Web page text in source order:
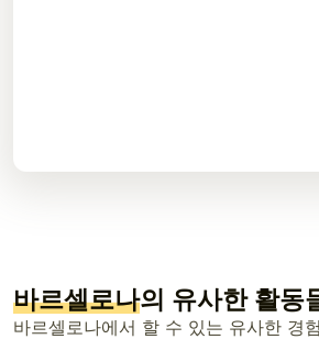
바르셀로나의 유사한 활동
바르셀로나에서 할 수 있는 유사한 경